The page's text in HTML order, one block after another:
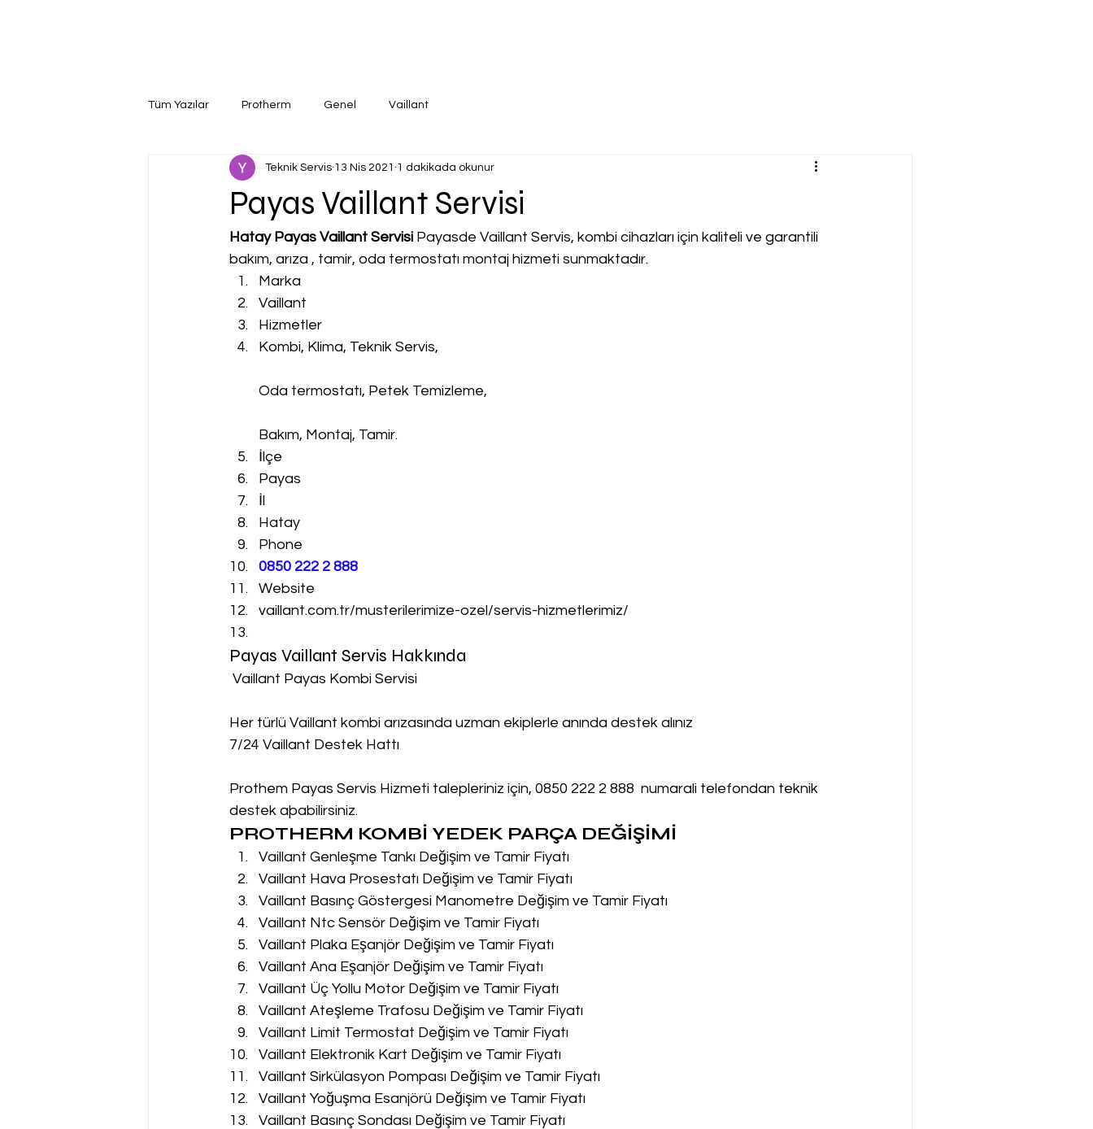
Tüm Yazılar Protherm Genel Vaillant
Payas Vaillant Servisi
Teknik Servis 13 Nis 2021 1 dakikada okunur
Hatay Payas Vaillant Servisi Payasde Vaillant Servis, kombi cihazları için kaliteli ve garantili
bakım, arıza , tamir, oda termostatı montaj hizmeti sunmaktadır.
Marka
Vaillant
Hizmetler
Kombi, Klima, Teknik Servis,
Oda termostatı, Petek Temizleme,
Bakım, Montaj, Tamir.
İlçe
Payas
İl
Hatay
Phone
0850 222 2 888
Website
vaillant.com.tr/musterilerimize-ozel/servis-hizmetlerimiz/
Payas Vaillant Servis Hakkında
Vaillant Payas Kombi Servisi
Her türlü Vaillant kombi arızasında uzman ekiplerle anında destek alınız
7/24 Vaillant Destek Hattı
Prothem Payas Servis Hizmeti talepleriniz için, 0850 222 2 888  numarali telefondan teknik
destek aþabilirsiniz.
PROTHERM KOMBİ YEDEK PARÇA DEĞİŞİMİ
Vaillant Genleşme Tankı Değişim ve Tamir Fiyatı
Vaillant Hava Prosestatı Değişim ve Tamir Fiyatı
Vaillant Basınç Göstergesi Manometre Değişim ve Tamir Fiyatı
Vaillant Ntc Sensör Değişim ve Tamir Fiyatı
Vaillant Plaka Eşanjör Değişim ve Tamir Fiyatı
Vaillant Ana Eşanjör Değişim ve Tamir Fiyatı
Vaillant Üç Yollu Motor Değişim ve Tamir Fiyatı
Vaillant Ateşleme Trafosu Değişim ve Tamir Fiyatı
Vaillant Limit Termostat Değişim ve Tamir Fiyatı
Vaillant Elektronik Kart Değişim ve Tamir Fiyatı
Vaillant Sirkülasyon Pompası Değişim ve Tamir Fiyatı
Vaillant Yoğuşma Esanjörü Değişim ve Tamir Fiyatı
Vaillant Basınç Sondası Değişim ve Tamir Fiyatı